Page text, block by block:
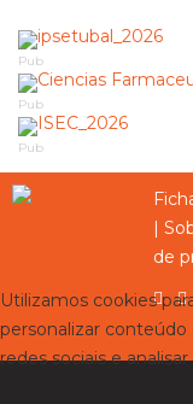
Pub
Pub
Pub
|
de
Utilizamos cookies
personalizar conteúdo
redes sociais e